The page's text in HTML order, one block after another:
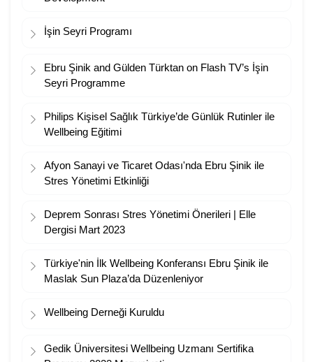
İşin Seyri Programı
Ebru Şinik and Gülden Türktan on Flash TV’s İşin
Seyri Programme
Philips Kişisel Sağlık Türkiye’de Günlük Rutinler ile
Wellbeing Eğitimi
Afyon Sanayi ve Ticaret Odası'nda Ebru Şinik ile
Stres Yönetimi Etkinliği
Deprem Sonrası Stres Yönetimi Önerileri | Elle
Dergisi Mart 2023
Türkiye'nin İlk Wellbeing Konferansı Ebru Şinik ile
Maslak Sun Plaza’da Düzenleniyor
Wellbeing Derneği Kuruldu
Gedik Üniversitesi Wellbeing Uzmanı Sertifika